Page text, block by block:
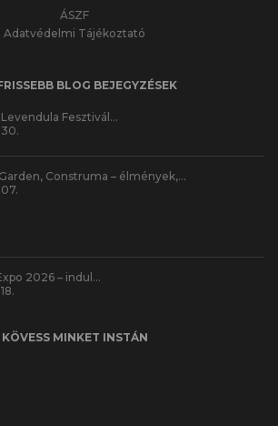
ÁSZF
Adatvédelmi Tájékoztató
BLOG BEJEGYZÉSEK
Levendula Fesztivál…
Construma – élmények,…
2026 – indul…
KÖVESS MINKET INSTÁN